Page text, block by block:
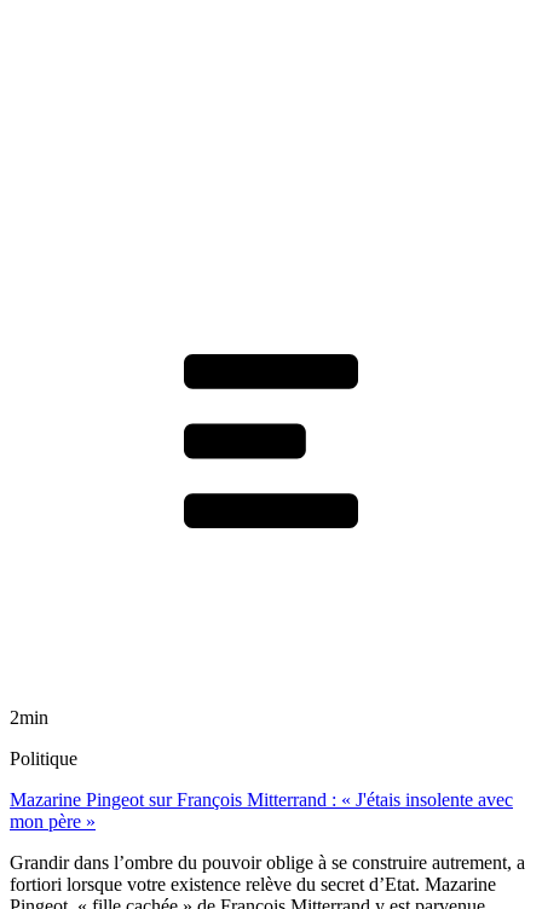
2min
Politique
Mazarine Pingeot sur François Mitterrand : « J'étais insolente avec
mon père »
Grandir dans l’ombre du pouvoir oblige à se construire autrement, a
fortiori lorsque votre existence relève du secret d’Etat. Mazarine